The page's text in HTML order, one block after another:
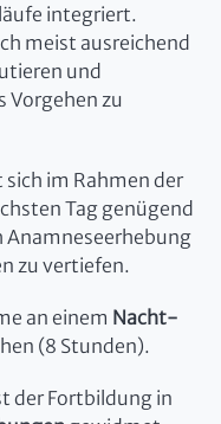
integriert.
meist ausreichend
und
Vorgehen zu
im Rahmen der
Tag genügend
Anamneseerhebung
zu vertiefen.
an einem Nacht-
(8 Stunden).
der Fortbildung in